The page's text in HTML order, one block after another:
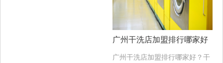
广州干洗店加盟排行哪家好
广州干洗店加盟排行哪家好？干